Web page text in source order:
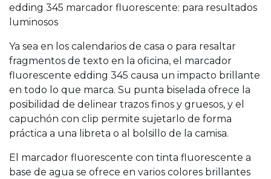
edding 345 marcador fluorescente: para resultados
luminosos
Ya sea en los calendarios de casa o para resaltar
fragmentos de texto en la oficina, el marcador
fluorescente edding 345 causa un impacto brillante
en todo lo que marca. Su punta biselada ofrece la
posibilidad de delinear trazos finos y gruesos, y el
capuchón con clip permite sujetarlo de forma
práctica a una libreta o al bolsillo de la camisa.
El marcador fluorescente con tinta fluorescente a
base de agua se ofrece en varios colores brillantes